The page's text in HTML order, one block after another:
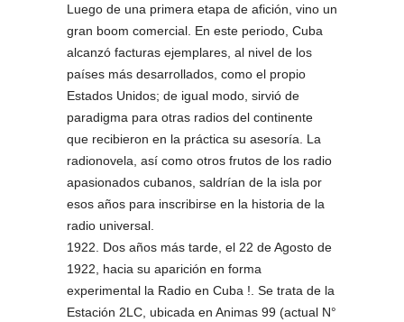
Luego de una primera etapa de afición, vino un
gran boom comercial. En este periodo, Cuba
alcanzó facturas ejemplares, al nivel de los
países más desarrollados, como el propio
Estados Unidos; de igual modo, sirvió de
paradigma para otras radios del continente
que recibieron en la práctica su asesoría. La
radionovela, así como otros frutos de los radio
apasionados cubanos, saldrían de la isla por
esos años para inscribirse en la historia de la
radio universal.
1922. Dos años más tarde, el 22 de Agosto de
1922, hacia su aparición en forma
experimental la Radio en Cuba !. Se trata de la
Estación 2LC, ubicada en Animas 99 (actual N°